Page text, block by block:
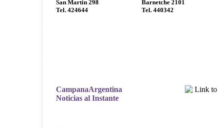
San Martin 298
Tel. 424644
Barnetche 2101
Tel. 440342
CampanaArgentina
Noticias al Instante